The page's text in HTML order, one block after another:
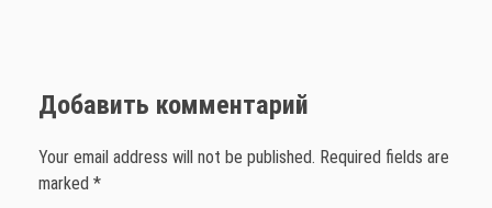
Добавить комментарий
Your email address will not be published. Required fields are
marked *